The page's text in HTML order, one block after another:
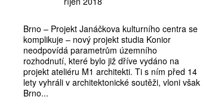
Brno – Projekt Janáčkova kulturního centra se
komplikuje – nový projekt studia Konior
neodpovídá parametrům územního
rozhodnutí, které bylo již dříve vydáno na
projekt ateliéru M1 architekti. Ti s ním před 14
lety vyhráli v architektonické soutěži, vloni však
Brno...